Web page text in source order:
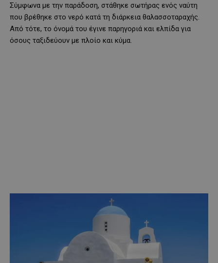
Σύμφωνα με την παράδοση, στάθηκε σωτήρας ενός ναύτη
που βρέθηκε στο νερό κατά τη διάρκεια θαλασσοταραχής.
Από τότε, το όνομά του έγινε παρηγοριά και ελπίδα για
όσους ταξιδεύουν με πλοίο και κύμα.